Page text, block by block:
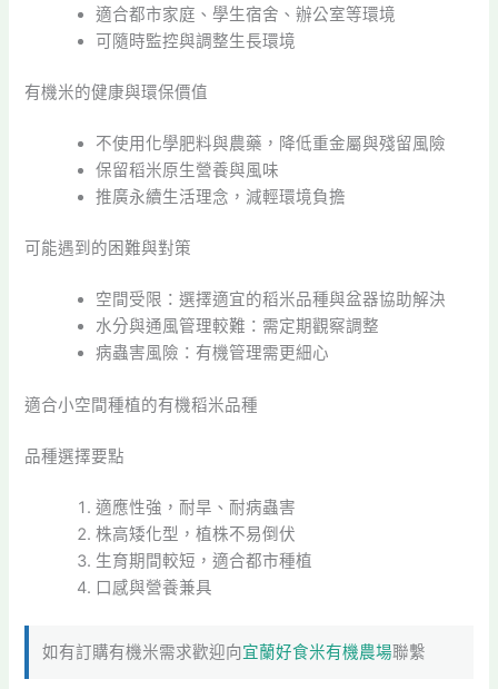
適合都市家庭、學生宿舍、辦公室等環境
可隨時監控與調整生長環境
有機米的健康與環保價值
不使用化學肥料與農藥，降低重金屬與殘留風險
保留稻米原生營養與風味
推廣永續生活理念，減輕環境負擔
可能遇到的困難與對策
空間受限：選擇適宜的稻米品種與盆器協助解決
水分與通風管理較難：需定期觀察調整
病蟲害風險：有機管理需更細心
適合小空間種植的有機稻米品種
品種選擇要點
適應性強，耐旱、耐病蟲害
株高矮化型，植株不易倒伏
生育期間較短，適合都市種植
口感與營養兼具
如有訂購有機米需求歡迎向宜蘭好食米有機農場聯繫